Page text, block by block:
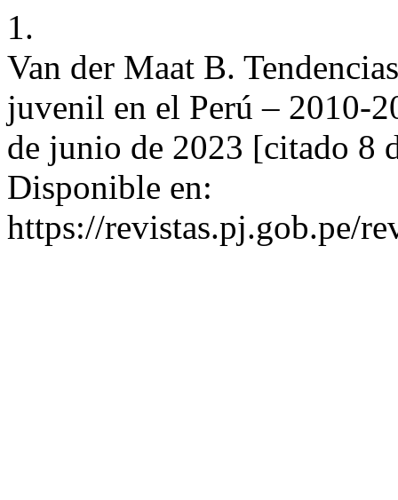
1.
Van der Maat B.
juvenil en el Perú – 2010-
de junio de 2023 [citado 8
Disponible en:
https://revistas.pj.gob.pe/